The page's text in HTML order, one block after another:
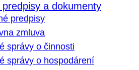
a dokumenty
predpisy
zmluva
správy o činnosti
správy o hospodárení